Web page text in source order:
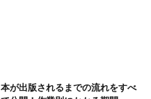
本が出版されるまでの流れをすべ